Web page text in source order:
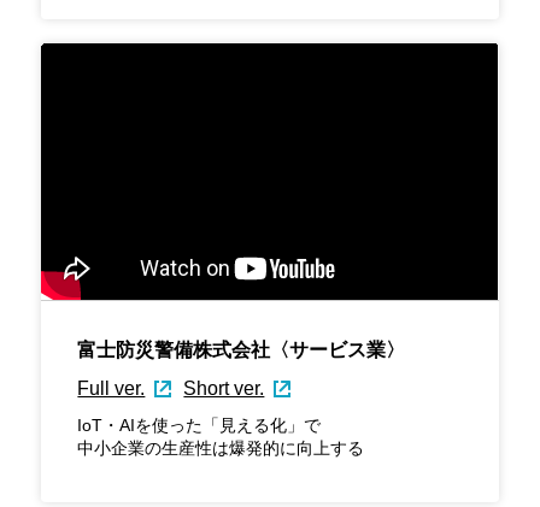
富士防災警備株式会社〈サービス業〉
Full ver.
Short ver.
IoT・AIを使った「見える化」で
中小企業の生産性は爆発的に向上する